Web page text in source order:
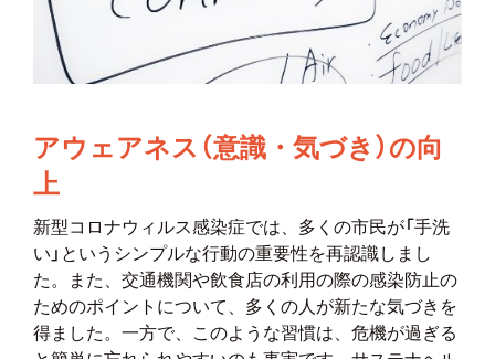
アウェアネス（意識・気づき）の向
上
新型コロナウィルス感染症では、多くの市民が「手洗
い」というシンプルな行動の重要性を再認識しまし
た。また、交通機関や飲食店の利用の際の感染防止の
ためのポイントについて、多くの人が新たな気づきを
得ました。一方で、このような習慣は、危機が過ぎる